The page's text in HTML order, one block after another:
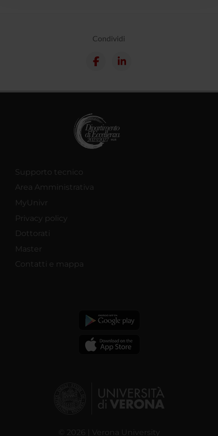
Condividi
Supporto tecnico
Area Amministrativa
MyUnivr
Privacy policy
Dottorati
Master
Contatti e mappa
© 2026 | Verona University